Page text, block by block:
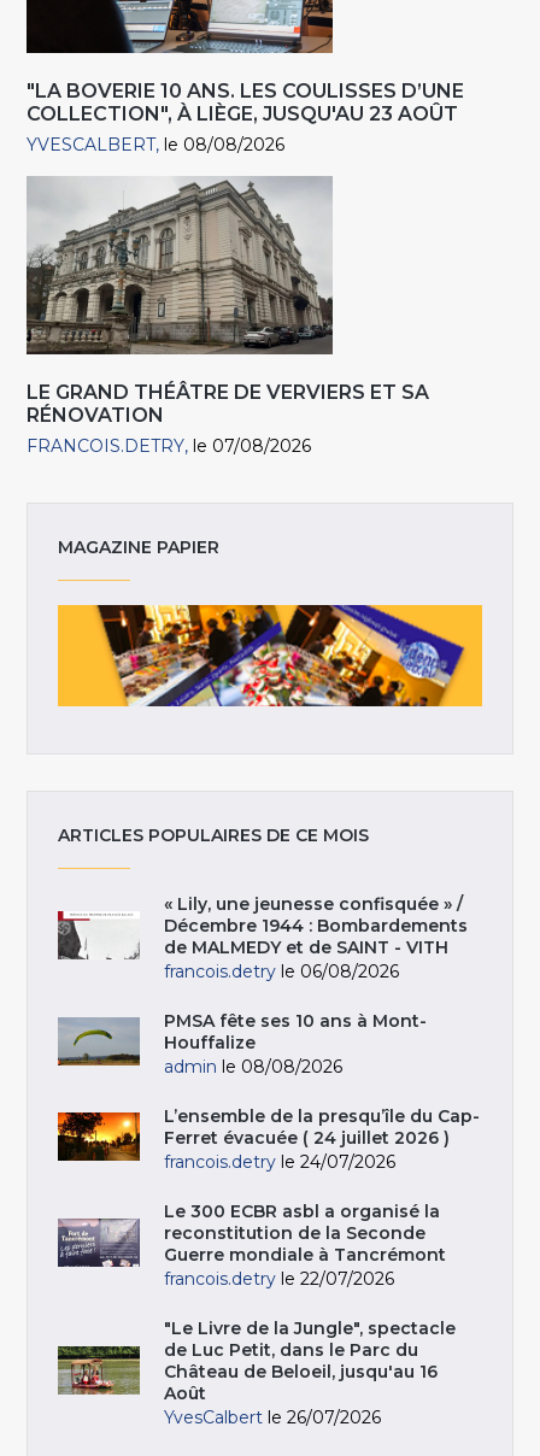
"LA BOVERIE 10 ANS. LES COULISSES D’UNE
COLLECTION", À LIÈGE, JUSQU'AU 23 AOÛT
YVESCALBERT le 08/08/2026
LE GRAND THÉÂTRE DE VERVIERS ET SA
RÉNOVATION
FRANCOIS.DETRY le 07/08/2026
MAGAZINE PAPIER
ARTICLES POPULAIRES DE CE MOIS
« Lily, une jeunesse confisquée » /
Décembre 1944 : Bombardements
de MALMEDY et de SAINT - VITH
francois.detry le 06/08/2026
PMSA fête ses 10 ans à Mont-
Houffalize
admin le 08/08/2026
L’ensemble de la presqu’île du Cap-
Ferret évacuée ( 24 juillet 2026 )
francois.detry le 24/07/2026
Le 300 ECBR asbl a organisé la
reconstitution de la Seconde
Guerre mondiale à Tancrémont
francois.detry le 22/07/2026
"Le Livre de la Jungle", spectacle
de Luc Petit, dans le Parc du
Château de Beloeil, jusqu'au 16
Août
YvesCalbert le 26/07/2026